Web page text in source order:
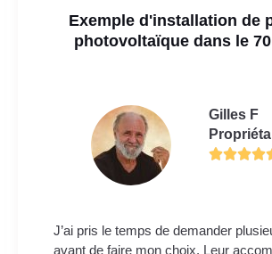
Exemple d'installation de
photovoltaïque dans le
Gilles F
J’ai pris le temps de demander
avant de faire mon choix. Leur